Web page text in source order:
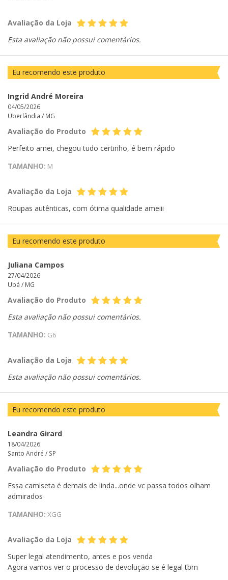
Avaliação da Loja
Esta avaliação não possui comentários.
Eu recomendo este produto
Ingrid André Moreira
04/05/2026
Uberlândia / MG
Avaliação do Produto
Perfeito amei, chegou tudo certinho, é bem rápido
TAMANHO: M
Avaliação da Loja
Roupas autênticas, com ótima qualidade ameiii
Eu recomendo este produto
Juliana Campos
27/04/2026
Ubá / MG
Avaliação do Produto
Esta avaliação não possui comentários.
TAMANHO: G6
Avaliação da Loja
Esta avaliação não possui comentários.
Eu recomendo este produto
Leandra Girard
18/04/2026
Santo André / SP
Avaliação do Produto
Essa camiseta é demais de linda...onde vc passa todos olham
admirados
TAMANHO: XGG
Avaliação da Loja
Super legal atendimento, antes e pos venda
Agora vamos ver o processo de devolução se é legal tbm